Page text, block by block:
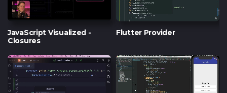
Тест з UX
JavaScript Visualized -
Closures
Flutter Provider